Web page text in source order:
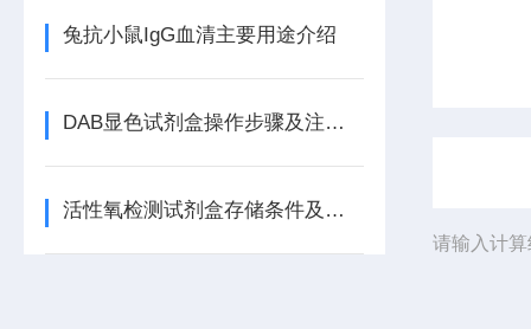
兔抗小鼠IgG血清主要用途介绍
DAB显色试剂盒操作步骤及注意事项
活性氧检测试剂盒存储条件及质量控制要点
请输入计